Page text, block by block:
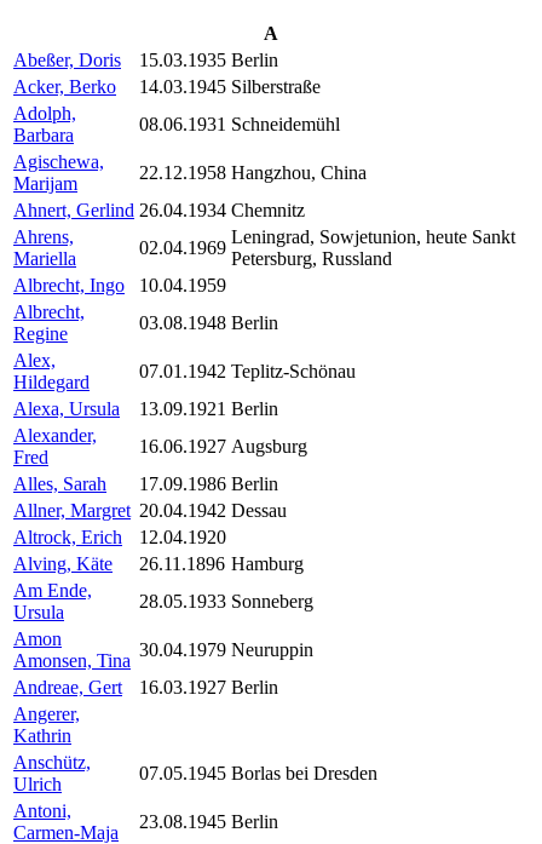
A
Abeßer, Doris
15.03.1935 Berlin
Acker, Berko
14.03.1945 Silberstraße
Adolph,
Barbara
08.06.1931 Schneidemühl
Agischewa,
Marijam
22.12.1958 Hangzhou, China
Ahnert, Gerlind 26.04.1934 Chemnitz
Ahrens,
Mariella
02.04.1969
Leningrad, Sowjetunion, heute Sankt
Petersburg, Russland
Albrecht, Ingo
10.04.1959
Albrecht,
Regine
03.08.1948 Berlin
Alex,
Hildegard
07.01.1942 Teplitz-Schönau
Alexa, Ursula
13.09.1921 Berlin
Alexander,
Fred
16.06.1927 Augsburg
Alles, Sarah
17.09.1986 Berlin
Allner, Margret 20.04.1942 Dessau
Altrock, Erich
12.04.1920
Alving, Käte
26.11.1896 Hamburg
Am Ende,
Ursula
28.05.1933 Sonneberg
Amon
Amonsen, Tina
30.04.1979 Neuruppin
Andreae, Gert
16.03.1927 Berlin
Angerer,
Kathrin
Anschütz,
Ulrich
07.05.1945 Borlas bei Dresden
Antoni,
Carmen-Maja
23.08.1945 Berlin